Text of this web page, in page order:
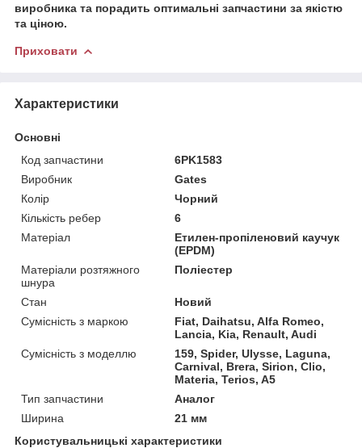
виробника та порадить оптимальні запчастини за якістю
та ціною.
Приховати
Характеристики
Основні
Код запчастини
6PK1583
Виробник
Gates
Колір
Чорний
Кількість ребер
6
Матеріал
Етилен-пропіленовий каучук
(EPDM)
Матеріали розтяжного
шнура
Поліестер
Стан
Новий
Сумісність з маркою
Fiat, Daihatsu, Alfa Romeo,
Lancia, Kia, Renault, Audi
Сумісність з моделлю
159, Spider, Ulysse, Laguna,
Carnival, Brera, Sirion, Clio,
Materia, Terios, A5
Тип запчастини
Аналог
Ширина
21 мм
Користувальницькі характеристики